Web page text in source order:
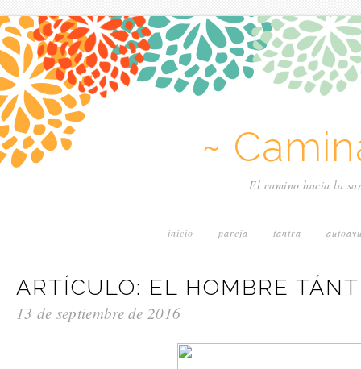
~
El camino hacia la
inicio pareja tantra
ARTÍCULO: EL HOMBRE
13 de septiembre de 2016